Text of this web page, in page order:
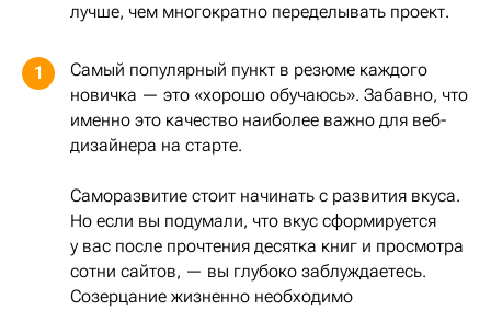
лучше, чем многократно переделывать проект.
1
Самый популярный пункт в резюме каждого
новичка — это «хорошо обучаюсь». Забавно, что
именно это качество наиболее важно для веб-
дизайнера на старте.
Саморазвитие стоит начинать с развития вкуса.
Но если вы подумали, что вкус сформируется
у вас после прочтения десятка книг и просмотра
сотни сайтов, — вы глубоко заблуждаетесь.
Созерцание жизненно необходимо